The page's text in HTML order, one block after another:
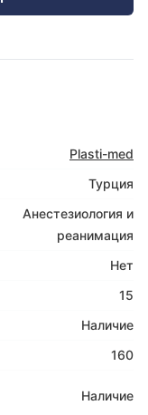
Plasti-med
Турция
Анестезиология и
реанимация
Нет
15
Наличие
160
Наличие